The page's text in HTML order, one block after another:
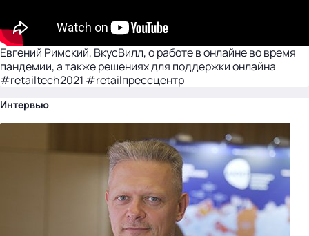
Евгений Римский, ВкусВилл, о работе в онлайне во время
пандемии, а также решениях для поддержки онлайна
#retailtech2021 #retailпрессцентр
Интервью